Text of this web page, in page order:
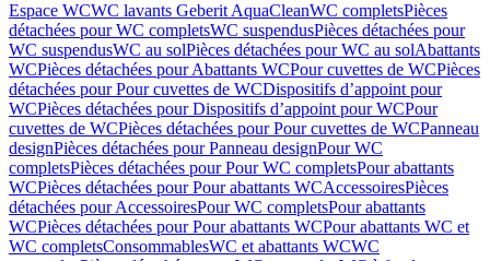
Espace WCWC lavants Geberit AquaCleanWC completsPièces
détachées pour WC completsWC suspendusPièces détachées pour
WC suspendusWC au solPièces détachées pour WC au solAbattants
WCPièces détachées pour Abattants WCPour cuvettes de WCPièces
détachées pour Pour cuvettes de WCDispositifs d’appoint pour
WCPièces détachées pour Dispositifs d’appoint pour WCPour
cuvettes de WCPièces détachées pour Pour cuvettes de WCPanneau
designPièces détachées pour Panneau designPour WC
completsPièces détachées pour Pour WC completsPour abattants
WCPièces détachées pour Pour abattants WCAccessoiresPièces
détachées pour AccessoiresPour WC completsPour abattants
WCPièces détachées pour Pour abattants WCPour abattants WC et
WC completsConsommablesWC et abattants WCWC